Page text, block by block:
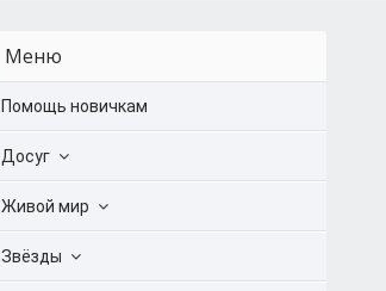
Меню
Помощь новичкам
Досуг
Живой мир
Звёзды